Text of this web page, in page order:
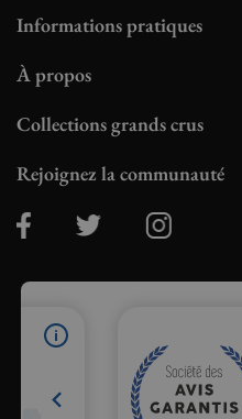
Informations pratiques
À propos
Collections grands crus
Rejoignez la communauté